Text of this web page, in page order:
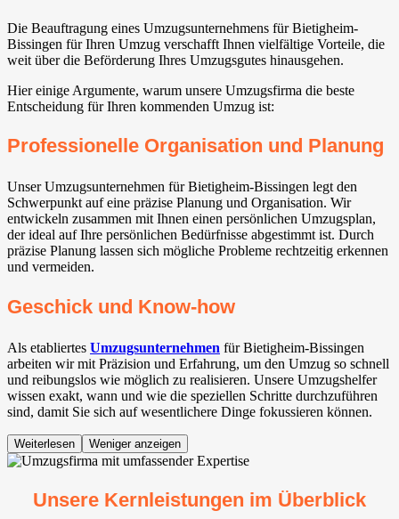
Die Beauftragung eines Umzugsunternehmens für Bietigheim-
Bissingen⁠ für Ihren Umzug verschafft Ihnen vielfältige Vorteile, die
weit über die Beförderung Ihres Umzugsgutes hinausgehen.
Hier einige Argumente, warum unsere Umzugsfirma die beste
Entscheidung für Ihren kommenden Umzug ist:
Professionelle Organisation und Planung
Unser Umzugsunternehmen für Bietigheim-Bissingen⁠ legt den
Schwerpunkt auf eine präzise Planung und Organisation. Wir
entwickeln zusammen mit Ihnen einen persönlichen Umzugsplan,
der ideal auf Ihre persönlichen Bedürfnisse abgestimmt ist. Durch
präzise Planung lassen sich mögliche Probleme rechtzeitig erkennen
und vermeiden.
Geschick und Know-how
Als etabliertes Umzugsunternehmen für Bietigheim-Bissingen⁠
arbeiten wir mit Präzision und Erfahrung, um den Umzug so schnell
und reibungslos wie möglich zu realisieren. Unsere Umzugshelfer
wissen exakt, wann und wie die speziellen Schritte durchzuführen
sind, damit Sie sich auf wesentlichere Dinge fokussieren können.
Weiterlesen Weniger anzeigen
Unsere Kernleistungen im Überblick